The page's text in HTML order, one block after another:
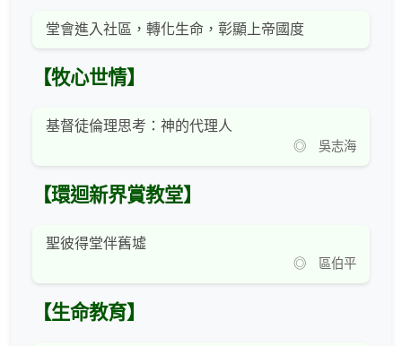
堂會進入社區，轉化生命，彰顯上帝國度
【牧心世情】
基督徒倫理思考：神的代理人
◎ 吳志海
【環迴新界賞教堂】
聖彼得堂伴舊墟
◎ 區伯平
【生命教育】